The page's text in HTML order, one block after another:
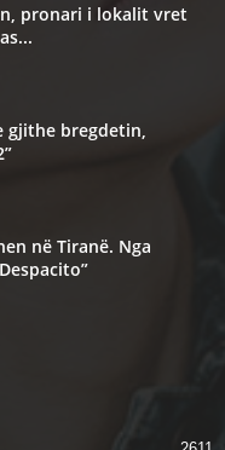
pronari i lokalit vret
gjithe bregdetin,
në Tiranë. Nga